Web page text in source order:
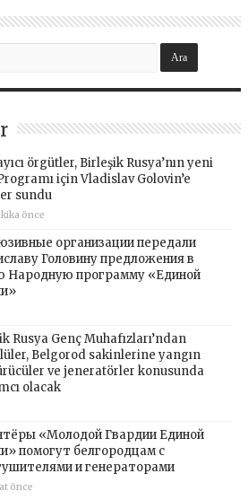
örgütler, Birleşik Rusya’nın yeni
için Vladislav Golovin’e
sundu
önce
организации передали
Головину предложения в
Народную программу «Единой
Rusya Genç Muhafızları’ndan
Belgorod sakinlerine yangın
ve jeneratörler konusunda
olacak
«Молодой Гвардии Единой
помогут белгородцам с
и генераторами
önce